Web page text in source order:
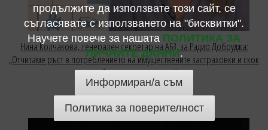
Нина Колчакова, генерален секретар на АБЗ, за Радио Добруджа:
„Отчитаме ръст в потреблението на имуществените застраховки и скок
в обезщетенията по тях“
30 април 2026
продължите да използвате този сайт, се
съгласявате с използването на "бисквитки".
Научете повече за нашата ПОЛИТИКА ЗА
ЛИЧНИТЕ ДАННИ.
Информиран/а съм
Политика за поверителност